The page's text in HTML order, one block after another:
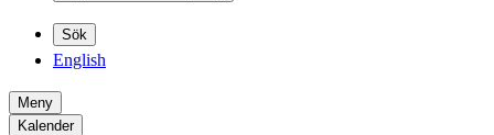
Sök
English
Meny
Kalender